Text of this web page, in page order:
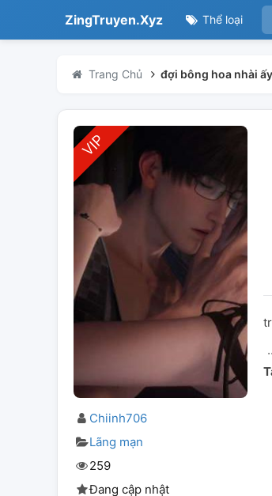
ZingTruyen.Xyz Thể loại
Trang Chủ đợi bông hoa nhài
Chiinh706
Lãng mạn
259
Đang cập nhật